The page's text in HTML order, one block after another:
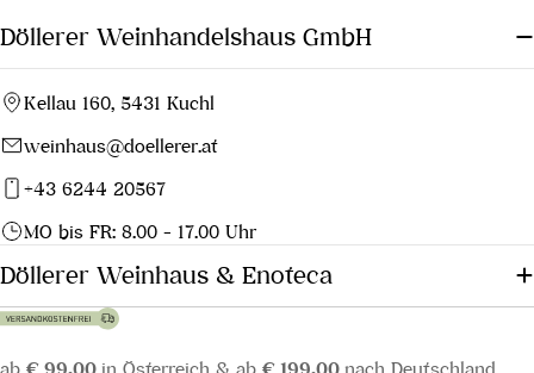
Döllerer Weinhandelshaus GmbH
Kellau 160, 5431 Kuchl
weinhaus@doellerer.at
+43 6244 20567
MO bis FR: 8.00 - 17.00 Uhr
Döllerer Weinhaus & Enoteca